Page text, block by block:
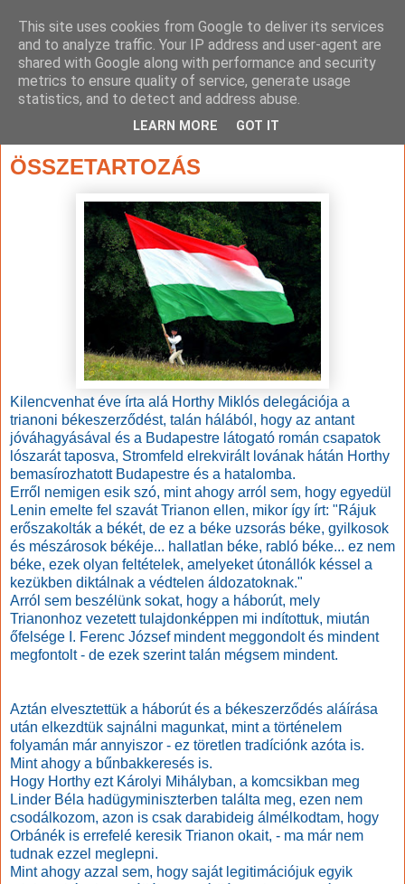
ÖSSZETARTOZÁS
Kilencvenhat éve írta alá Horthy Miklós delegációja a
trianoni békeszerződést, talán hálából, hogy az antant
jóváhagyásával és a Budapestre látogató román csapatok
lószarát taposva, Stromfeld elrekvirált lovának hátán Horthy
bemasírozhatott Budapestre és a hatalomba.
Erről nemigen esik szó, mint ahogy arról sem, hogy egyedül
Lenin emelte fel szavát Trianon ellen, mikor így írt: "Rájuk
erőszakolták a békét, de ez a béke uzsorás béke, gyilkosok
és mészárosok békéje... hallatlan béke, rabló béke... ez nem
béke, ezek olyan feltételek, amelyeket útonállók késsel a
kezükben diktálnak a védtelen áldozatoknak."
Arról sem beszélünk sokat, hogy a háborút, mely
Trianonhoz vezetett tulajdonképpen mi indítottuk, miután
őfelsége I. Ferenc József mindent meggondolt és mindent
megfontolt - de ezek szerint talán mégsem mindent.
Aztán elvesztettük a háborút és a békeszerződés aláírása
után elkezdtük sajnálni magunkat, mint a történelem
folyamán már annyiszor - ez töretlen tradíciónk azóta is.
Mint ahogy a bűnbakkeresés is.
Hogy Horthy ezt Károlyi Mihályban, a komcsikban meg
Linder Béla hadügyminiszterben találta meg, ezen nem
csodálkozom, azon is csak darabideig álmélkodtam, hogy
Orbánék is errefelé keresik Trianon okait, - ma már nem
tudnak ezzel meglepni.
Mint ahogy azzal sem, hogy saját legitimációjuk egyik
This site uses cookies from Google to deliver its services
and to analyze traffic. Your IP address and user-agent are
shared with Google along with performance and security
metrics to ensure quality of service, generate usage
statistics, and to detect and address abuse.
LEARN MORE GOT IT